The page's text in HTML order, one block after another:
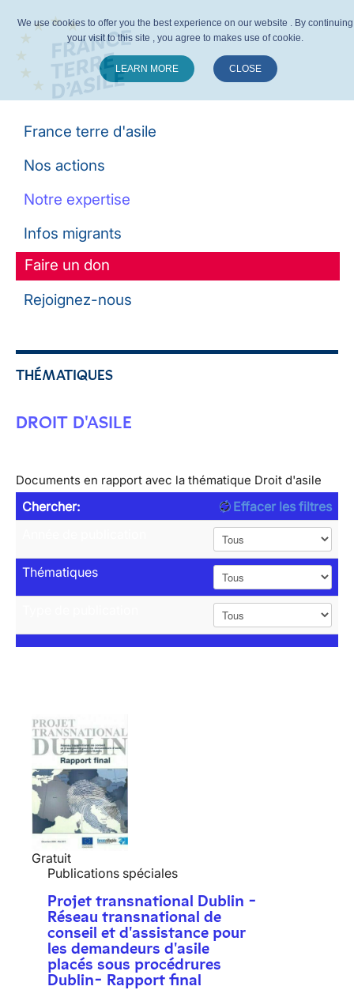
France terre d'asile
Nos actions
Notre expertise
Infos migrants
Faire un don
Rejoignez-nous
THÉMATIQUES
DROIT D'ASILE
Documents en rapport avec la thématique Droit d'asile
Chercher:
Effacer les filtres
Thématiques
Gratuit
Publications spéciales
Projet transnational Dublin -
Réseau transnational de
conseil et d'assistance pour
les demandeurs d'asile
placés sous procédrures
Dublin- Rapport final
We use cookies to offer you the best experience on our website . By continuing
your visit to this site , you agree to makes use of cookie.
LEARN MORE CLOSE